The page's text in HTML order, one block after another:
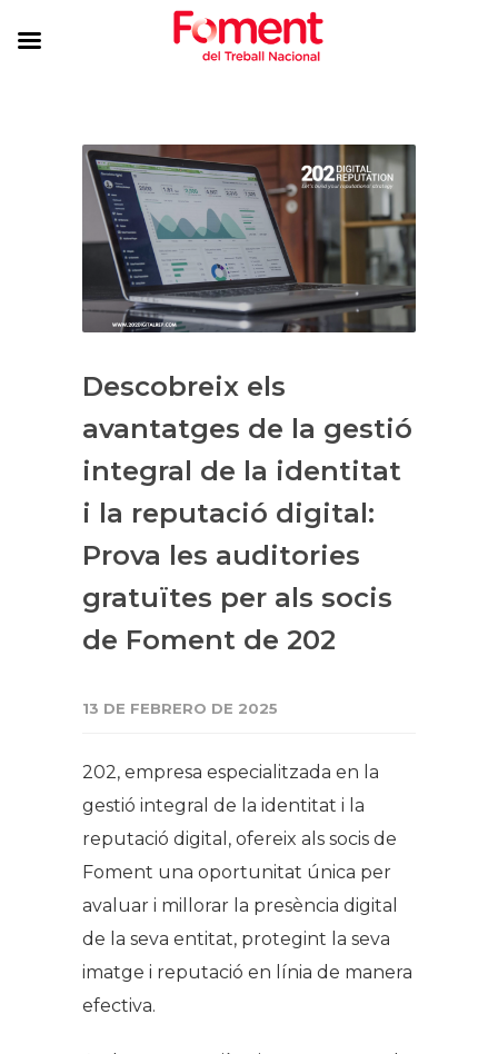
Descobreix els
avantatges de la gestió
integral de la identitat
i la reputació digital:
Prova les auditories
gratuïtes per als socis
de Foment de 202
13 DE FEBRERO DE 2025
202, empresa especialitzada en la
gestió integral de la identitat i la
reputació digital, ofereix als socis de
Foment una oportunitat única per
avaluar i millorar la presència digital
de la seva entitat, protegint la seva
imatge i reputació en línia de manera
efectiva.